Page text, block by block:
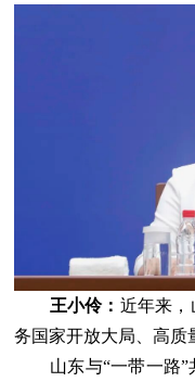
王小伶： 近年来，
务国家开放大局、高质
山东与“一带一路”